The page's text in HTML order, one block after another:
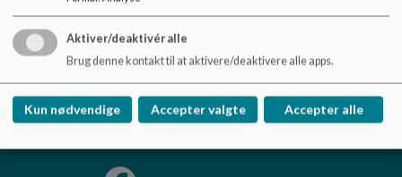
Svanedamsgade 2
birkhovedskolen@nyborg.dk
+45 63337021
EAN NR. 5798007020552
Tilgængelighedserklæring
Sitemap
Aktiver/deaktivér alle
Brug denne kontakt til at aktivere/deaktivere alle apps.
Kun nødvendige Accepter valgte Accepter alle